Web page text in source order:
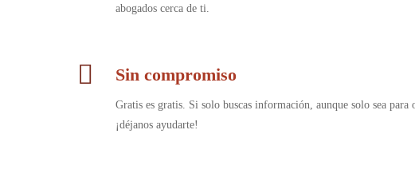
abogados cerca de ti.
Sin compromiso
Gratis es gratis. Si solo buscas información, aunque solo sea para
¡déjanos ayudarte!